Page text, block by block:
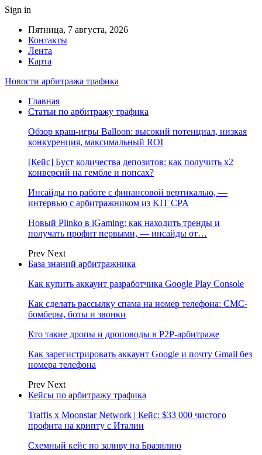
Sign in
Пятница, 7 августа, 2026
Контакты
Лента
Карта
Новости арбитража трафика
Главная
Статьи по арбитражу трафика
Обзор краш-игры Balloon: высокий потенциал, низкая
конкуренция, максимальный ROI
[Кейс] Буст количества депозитов: как получить х2
конверсий на гембле и попсах?
Инсайды по работе с финансовой вертикалью, —
интервью с арбитражником из KIT CPA
Новый Plinko в iGaming: как находить тренды и
получать профит первыми, — инсайды от…
Prev Next
База знаний арбитражника
Как купить аккаунт разработчика Google Play Console
Как сделать рассылку спама на номер телефона: СМС-
бомберы, боты и звонки
Кто такие дропы и дроповоды в P2P-арбитраже
Как зарегистрировать аккаунт Google и почту Gmail без
номера телефона
Prev Next
Кейсы по арбитражу трафика
Traffis x Moonstar Network | Кейс: $33 000 чистого
профита на крипту с Италии
Схемный кейс по заливу на Бразилию